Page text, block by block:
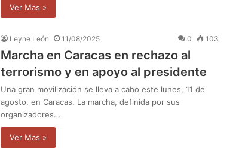
Ver Mas »
Leyne León 11/08/2025 0 103
Marcha en Caracas en rechazo al
terrorismo y en apoyo al presidente
Una gran movilización se lleva a cabo este lunes, 11 de
agosto, en Caracas. La marcha, definida por sus
organizadores…
Ver Mas »